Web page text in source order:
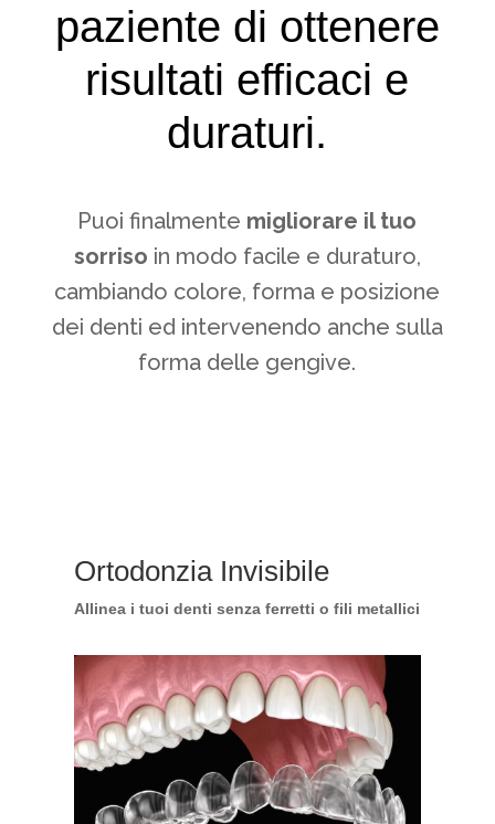
paziente di ottenere
risultati efficaci e
duraturi.
Puoi finalmente migliorare il tuo
sorriso in modo facile e duraturo,
cambiando colore, forma e posizione
dei denti ed intervenendo anche sulla
forma delle gengive.
Ortodonzia Invisibile
Allinea i tuoi denti senza ferretti o fili metallici